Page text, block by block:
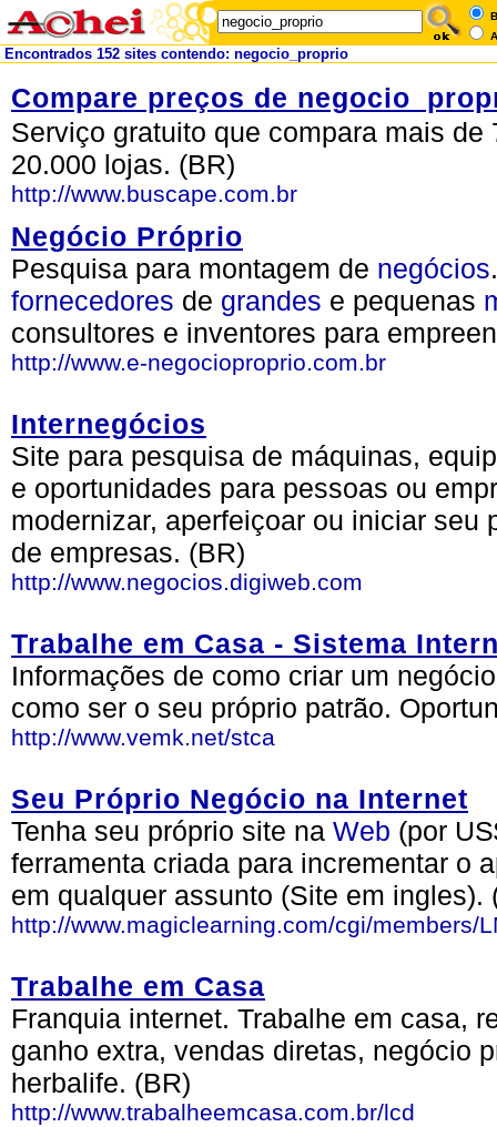
Encontrados 152 sites contendo: negocio_proprio
Compare preços de
Serviço gratuito que compara mais
20.000 lojas. (BR)
http://www.buscape.com.br
Negócio Próprio
Pesquisa para montagem de negócios
fornecedores de grandes e pequenas
consultores e inventores para
http://www.e-negocioproprio.com.br
Internegócios
Site para pesquisa de máquinas,
e oportunidades para pessoas ou
modernizar, aperfeiçoar ou iniciar seu
de empresas. (BR)
http://www.negocios.digiweb.com
Trabalhe em Casa - Sistema
Informações de como criar um
como ser o seu próprio patrão.
http://www.vemk.net/stca
Seu Próprio Negócio na Internet
Tenha seu próprio site na Web (por
ferramenta criada para incrementar o
em qualquer assunto (Site em ingles).
http://www.magiclearning.com/cgi/members/
Trabalhe em Casa
Franquia internet. Trabalhe em casa,
ganho extra, vendas diretas, negócio
herbalife. (BR)
http://www.trabalheemcasa.com.br/lcd